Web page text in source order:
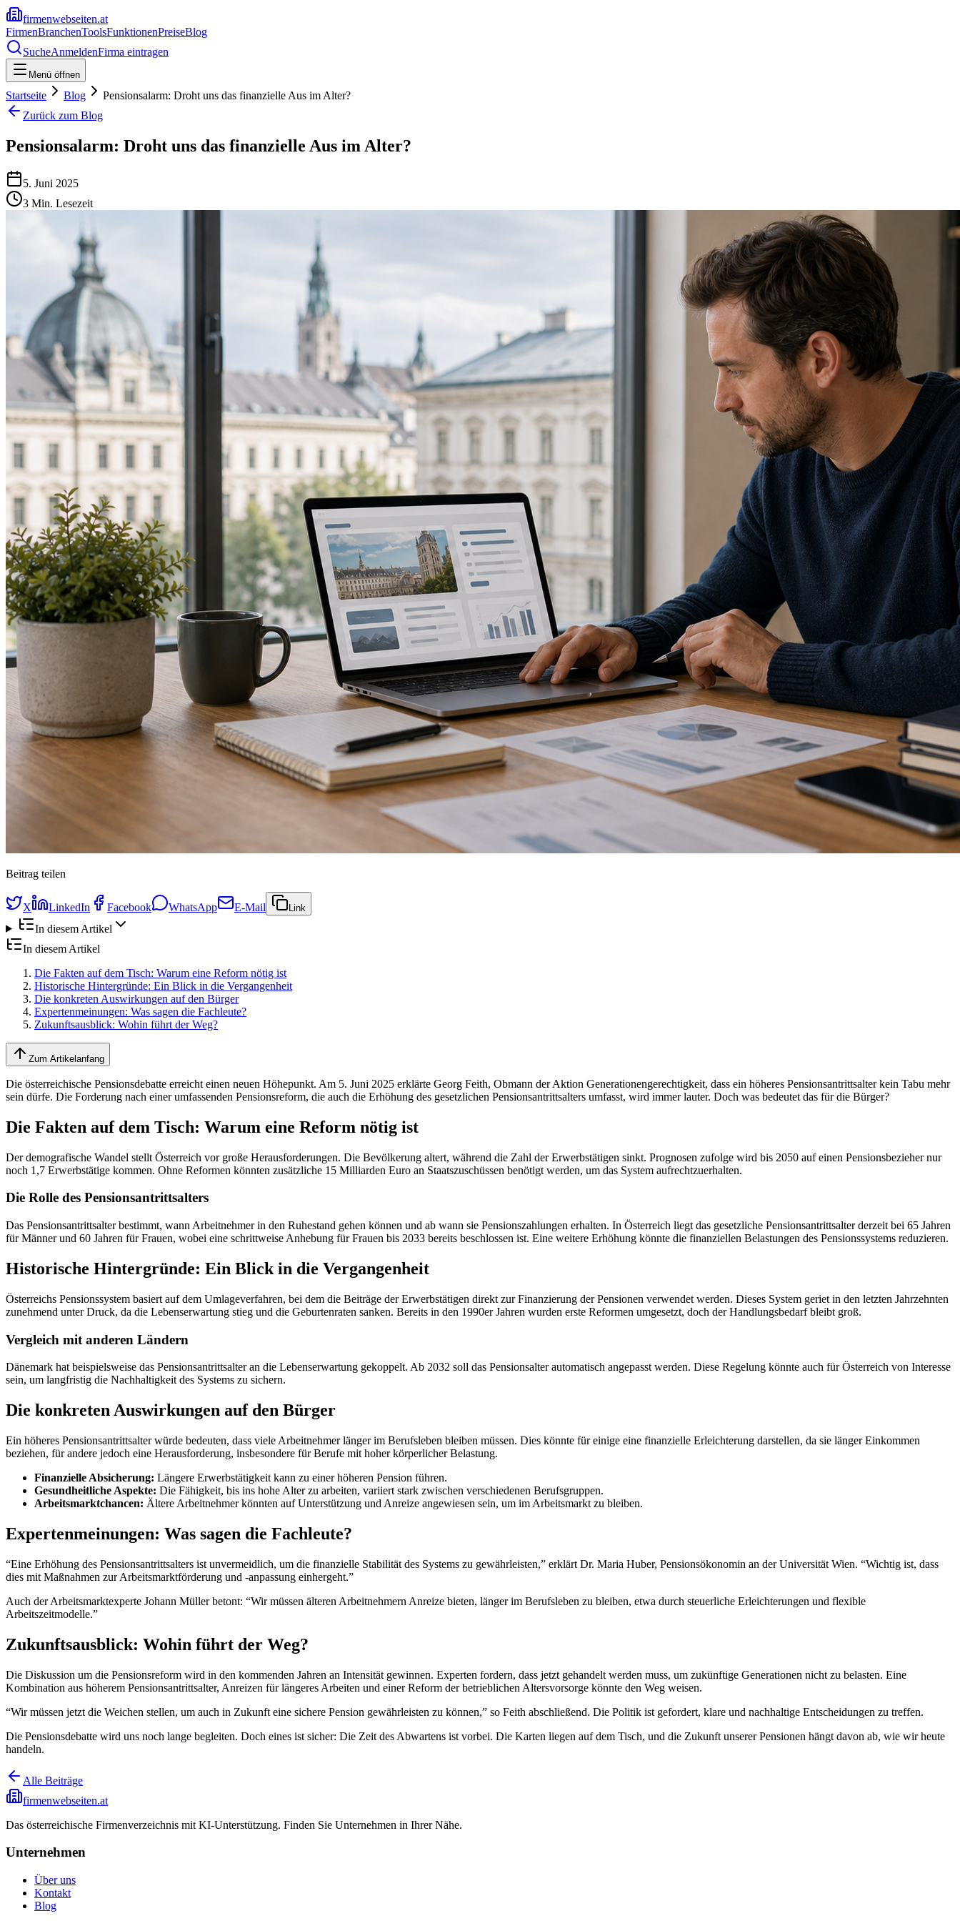
firmenwebseiten.at
FirmenBranchenToolsFunktionenPreiseBlog
SucheAnmeldenFirma eintragen
Menü öffnen
Startseite Blog
Pensionsalarm: Droht uns das finanzielle Aus im Alter?
Zurück zum Blog
Pensionsalarm: Droht uns das finanzielle Aus im Alter?
5. Juni 2025
3 Min. Lesezeit
Beitrag teilen
X LinkedIn Facebook WhatsApp E-Mail Link
In diesem Artikel
In diesem Artikel
Die Fakten auf dem Tisch: Warum eine Reform nötig ist
Historische Hintergründe: Ein Blick in die Vergangenheit
Die konkreten Auswirkungen auf den Bürger
Expertenmeinungen: Was sagen die Fachleute?
Zukunftsausblick: Wohin führt der Weg?
Zum Artikelanfang
Die österreichische Pensionsdebatte erreicht einen neuen Höhepunkt. Am 5. Juni 2025 erklärte Georg Feith, Obmann der Aktion Generationengerechtigkeit, dass ein höheres Pensionsantrittsalter kein Tabu mehr
sein dürfe. Die Forderung nach einer umfassenden Pensionsreform, die auch die Erhöhung des gesetzlichen Pensionsantrittsalters umfasst, wird immer lauter. Doch was bedeutet das für die Bürger?
Die Fakten auf dem Tisch: Warum eine Reform nötig ist
Der demografische Wandel stellt Österreich vor große Herausforderungen. Die Bevölkerung altert, während die Zahl der Erwerbstätigen sinkt. Prognosen zufolge wird bis 2050 auf einen Pensionsbezieher nur
noch 1,7 Erwerbstätige kommen. Ohne Reformen könnten zusätzliche 15 Milliarden Euro an Staatszuschüssen benötigt werden, um das System aufrechtzuerhalten.
Die Rolle des Pensionsantrittsalters
Das Pensionsantrittsalter bestimmt, wann Arbeitnehmer in den Ruhestand gehen können und ab wann sie Pensionszahlungen erhalten. In Österreich liegt das gesetzliche Pensionsantrittsalter derzeit bei 65 Jahren
für Männer und 60 Jahren für Frauen, wobei eine schrittweise Anhebung für Frauen bis 2033 bereits beschlossen ist. Eine weitere Erhöhung könnte die finanziellen Belastungen des Pensionssystems reduzieren.
Historische Hintergründe: Ein Blick in die Vergangenheit
Österreichs Pensionssystem basiert auf dem Umlageverfahren, bei dem die Beiträge der Erwerbstätigen direkt zur Finanzierung der Pensionen verwendet werden. Dieses System geriet in den letzten Jahrzehnten
zunehmend unter Druck, da die Lebenserwartung stieg und die Geburtenraten sanken. Bereits in den 1990er Jahren wurden erste Reformen umgesetzt, doch der Handlungsbedarf bleibt groß.
Vergleich mit anderen Ländern
Dänemark hat beispielsweise das Pensionsantrittsalter an die Lebenserwartung gekoppelt. Ab 2032 soll das Pensionsalter automatisch angepasst werden. Diese Regelung könnte auch für Österreich von Interesse
sein, um langfristig die Nachhaltigkeit des Systems zu sichern.
Die konkreten Auswirkungen auf den Bürger
Ein höheres Pensionsantrittsalter würde bedeuten, dass viele Arbeitnehmer länger im Berufsleben bleiben müssen. Dies könnte für einige eine finanzielle Erleichterung darstellen, da sie länger Einkommen
beziehen, für andere jedoch eine Herausforderung, insbesondere für Berufe mit hoher körperlicher Belastung.
Finanzielle Absicherung: Längere Erwerbstätigkeit kann zu einer höheren Pension führen.
Gesundheitliche Aspekte: Die Fähigkeit, bis ins hohe Alter zu arbeiten, variiert stark zwischen verschiedenen Berufsgruppen.
Arbeitsmarktchancen: Ältere Arbeitnehmer könnten auf Unterstützung und Anreize angewiesen sein, um im Arbeitsmarkt zu bleiben.
Expertenmeinungen: Was sagen die Fachleute?
“Eine Erhöhung des Pensionsantrittsalters ist unvermeidlich, um die finanzielle Stabilität des Systems zu gewährleisten,” erklärt Dr. Maria Huber, Pensionsökonomin an der Universität Wien. “Wichtig ist, dass
dies mit Maßnahmen zur Arbeitsmarktförderung und -anpassung einhergeht.”
Auch der Arbeitsmarktexperte Johann Müller betont: “Wir müssen älteren Arbeitnehmern Anreize bieten, länger im Berufsleben zu bleiben, etwa durch steuerliche Erleichterungen und flexible
Arbeitszeitmodelle.”
Zukunftsausblick: Wohin führt der Weg?
Die Diskussion um die Pensionsreform wird in den kommenden Jahren an Intensität gewinnen. Experten fordern, dass jetzt gehandelt werden muss, um zukünftige Generationen nicht zu belasten. Eine
Kombination aus höherem Pensionsantrittsalter, Anreizen für längeres Arbeiten und einer Reform der betrieblichen Altersvorsorge könnte den Weg weisen.
“Wir müssen jetzt die Weichen stellen, um auch in Zukunft eine sichere Pension gewährleisten zu können,” so Feith abschließend. Die Politik ist gefordert, klare und nachhaltige Entscheidungen zu treffen.
Die Pensionsdebatte wird uns noch lange begleiten. Doch eines ist sicher: Die Zeit des Abwartens ist vorbei. Die Karten liegen auf dem Tisch, und die Zukunft unserer Pensionen hängt davon ab, wie wir heute
handeln.
Alle Beiträge
firmenwebseiten.at
Das österreichische Firmenverzeichnis mit KI-Unterstützung. Finden Sie Unternehmen in Ihrer Nähe.
Unternehmen
Über uns
Kontakt
Blog